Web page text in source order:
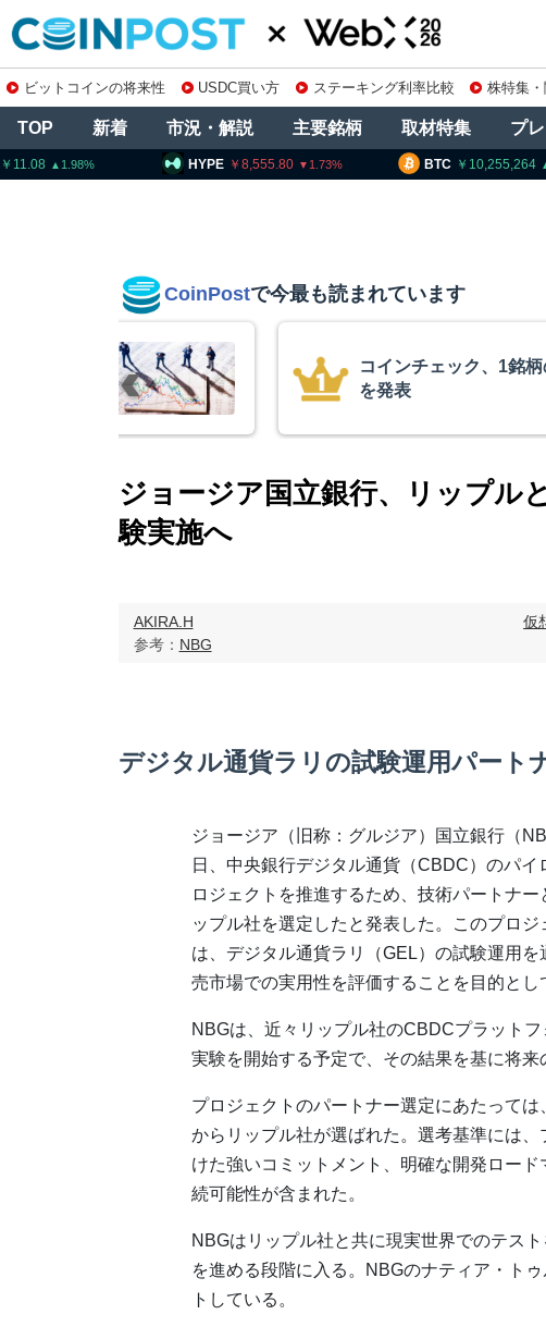
ビットコインの将来性 USDC買い方 ステーキング利率比較 株特集
TOP 新着 市況・解説 主要銘柄 取材特集 プ
BTC 10,255,264 1.25
HYPE 1.73
CoinPostで今最も読まれています
米クラリティー法案、
月まで延期＝報道
ジョージア国立銀行、リップル
験実施へ
AKIRA.H
参考： NBG
仮
デジタル通貨ラリの試験運用パート
ジョージア（旧称：グルジア）国立銀行（
日、中央銀行デジタル通貨（CBDC）のパイ
ロジェクトを推進するため、技術パートナー
ップル社を選定したと発表した。このプロジ
は、デジタル通貨ラリ（GEL）の試験運用
売市場での実用性を評価することを目的とし
NBGは、近々リップル社のCBDCプラット
実験を開始する予定で、その結果を基に将来
プロジェクトのパートナー選定にあたって
からリップル社が選ばれた。選考基準には
けた強いコミットメント、明確な開発ロー
続可能性が含まれた。
NBGはリップル社と共に現実世界でのテス
を進める段階に入る。NBGのナティア・ト
トしている。